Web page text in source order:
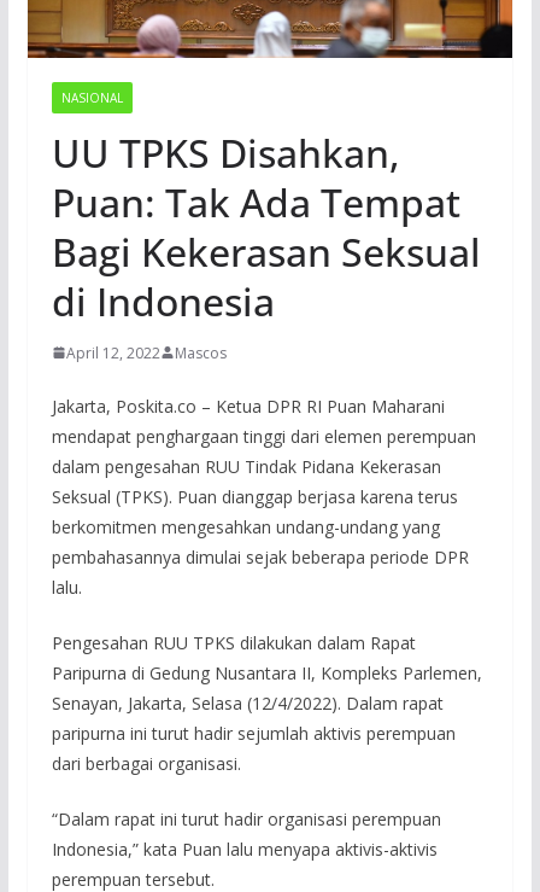
NASIONAL
UU TPKS Disahkan,
Puan: Tak Ada Tempat
Bagi Kekerasan Seksual
di Indonesia
April 12, 2022 Mascos
Jakarta, Poskita.co – Ketua DPR RI Puan Maharani
mendapat penghargaan tinggi dari elemen perempuan
dalam pengesahan RUU Tindak Pidana Kekerasan
Seksual (TPKS). Puan dianggap berjasa karena terus
berkomitmen mengesahkan undang-undang yang
pembahasannya dimulai sejak beberapa periode DPR
lalu.
Pengesahan RUU TPKS dilakukan dalam Rapat
Paripurna di Gedung Nusantara II, Kompleks Parlemen,
Senayan, Jakarta, Selasa (12/4/2022). Dalam rapat
paripurna ini turut hadir sejumlah aktivis perempuan
dari berbagai organisasi.
“Dalam rapat ini turut hadir organisasi perempuan
Indonesia,” kata Puan lalu menyapa aktivis-aktivis
perempuan tersebut.